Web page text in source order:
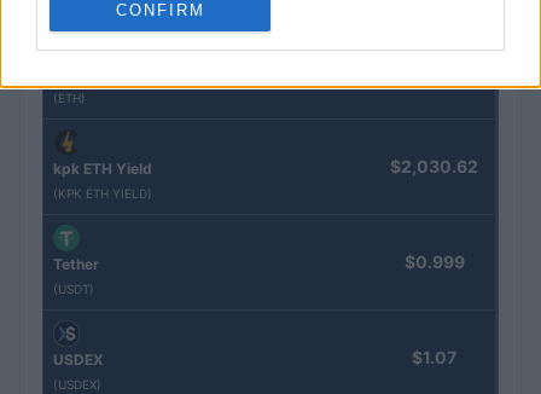
CONFIRM
(ETH)
kpk ETH Yield
(KPK ETH YIELD)
$2,030.62
Tether
(USDT)
$0.999
USDEX
(USDEX)
$1.07